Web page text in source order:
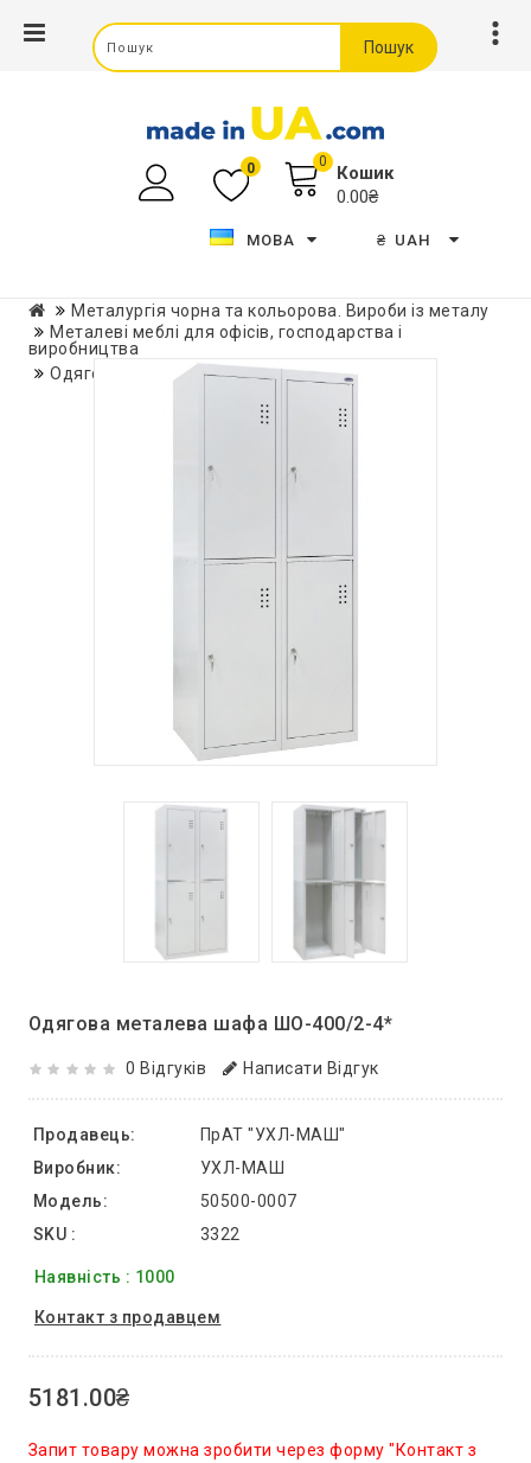
Пошук
0 0
Кошик
0.00₴
МОВА ₴ UAH
Металургія чорна та кольорова. Вироби із металу
Металеві меблі для офісів, господарства і
виробництва
Одягова металева шафа ШО-400/2-4*
Одягова металева шафа ШО-400/2-4*
0 Відгуків Написати Відгук
Продавець:
ПрАТ "УХЛ-МАШ"
Виробник:
УХЛ-МАШ
Модель:
50500-0007
SKU :
3322
Наявність : 1000
Контакт з продавцем
5181.00₴
Запит товару можна зробити через форму "Контакт з